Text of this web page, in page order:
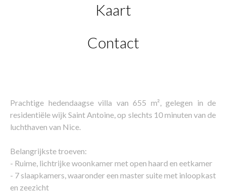
Kaart
Contact
Prachtige hedendaagse villa van 655 m², gelegen in de
residentiële wijk Saint Antoine, op slechts 10 minuten van de
luchthaven van Nice.
Belangrijkste troeven:
- Ruime, lichtrijke woonkamer met open haard en eetkamer
- 7 slaapkamers, waaronder een master suite met inloopkast
en zeezicht